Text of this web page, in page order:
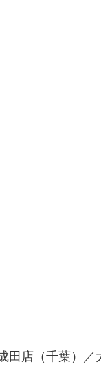
店（千葉）／